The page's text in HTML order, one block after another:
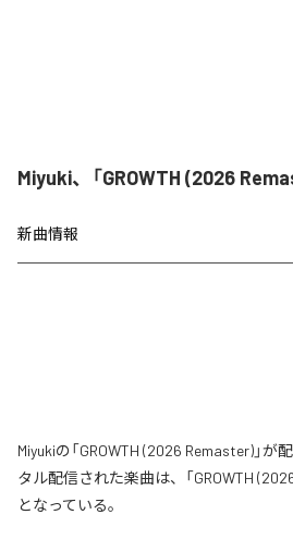
Miyuki、「GROWTH (2026
新曲情報
Miyukiの「GROWTH (2026 Remaster)」
タル配信された楽曲は、「GROWTH
となっている。